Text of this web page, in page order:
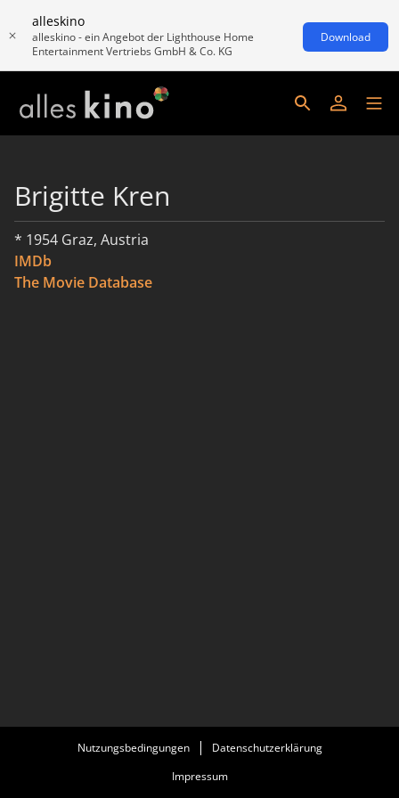
alleskino
alleskino - ein Angebot der Lighthouse Home
Entertainment Vertriebs GmbH & Co. KG
Download
Brigitte Kren
* 1954 Graz, Austria
IMDb
The Movie Database
Nutzungsbedingungen
Datenschutzerklärung
Impressum